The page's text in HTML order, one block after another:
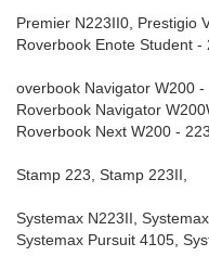
Premier N223II0, Prestigio
Roverbook Enote Student -
overbook Navigator W200 -
Roverbook Navigator
Roverbook Next W200 -
Stamp 223, Stamp 223II,
Systemax N223II,
Systemax Pursuit 4105,